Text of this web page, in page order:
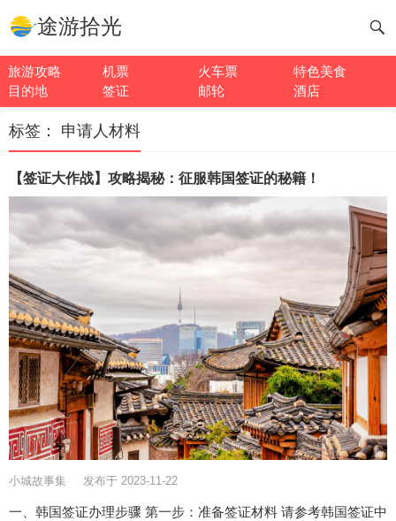
途游拾光
旅游攻略 机票 火车票
特色美食
目的地
签证 邮轮 酒店
标签： 申请人材料
【签证大作战】攻略揭秘：征服韩国签证的秘籍！
小城故事集 发布于 2023-11-22
一、韩国签证办理步骤 第一步：准备签证材料 请参考韩国签证中